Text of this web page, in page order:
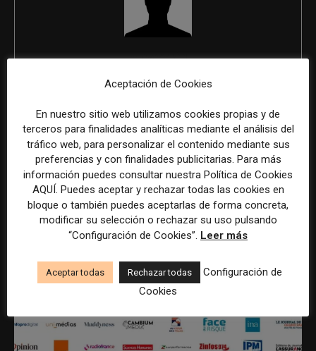
REDACCIÓN
ÚLTIMOS ARTÍCULOS
Aceptación de Cookies
En nuestro sitio web utilizamos cookies propias y de
terceros para finalidades analíticas mediante el análisis del
tráfico web, para personalizar el contenido mediante sus
preferencias y con finalidades publicitarias. Para más
información puedes consultar nuestra Política de Cookies
AQUÍ. Puedes aceptar y rechazar todas las cookies en
bloque o también puedes aceptarlas de forma concreta,
modificar su selección o rechazar su uso pulsando
“Configuración de Cookies”. Leer más
Aceptar todas Rechazar todas
Configuración de
Cookies